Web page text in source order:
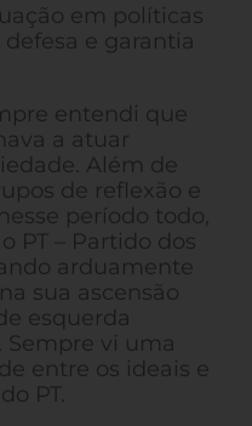
em políticas
e garantia
entendi que
a atuar
Além de
de reflexão e
período todo,
PT – Partido dos
arduamente
sua ascensão
esquerda
vi uma
entre os ideais e
PT.